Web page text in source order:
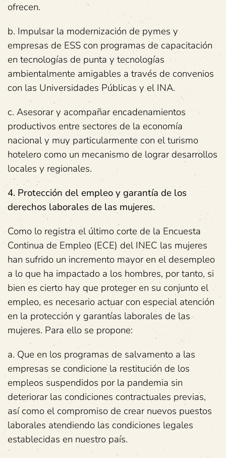
ofrecen.
b. Impulsar la modernización de pymes y
empresas de ESS con programas de capacitación
en tecnologías de punta y tecnologías
ambientalmente amigables a través de convenios
con las Universidades Públicas y el INA.
c. Asesorar y acompañar encadenamientos
productivos entre sectores de la economía
nacional y muy particularmente con el turismo
hotelero como un mecanismo de lograr desarrollos
locales y regionales.
4. Protección del empleo y garantía de los
derechos laborales de las mujeres.
Como lo registra el último corte de la Encuesta
Continua de Empleo (ECE) del INEC las mujeres
han sufrido un incremento mayor en el desempleo
a lo que ha impactado a los hombres, por tanto, si
bien es cierto hay que proteger en su conjunto el
empleo, es necesario actuar con especial atención
en la protección y garantías laborales de las
mujeres. Para ello se propone:
a. Que en los programas de salvamento a las
empresas se condicione la restitución de los
empleos suspendidos por la pandemia sin
deteriorar las condiciones contractuales previas,
así como el compromiso de crear nuevos puestos
laborales atendiendo las condiciones legales
establecidas en nuestro país.